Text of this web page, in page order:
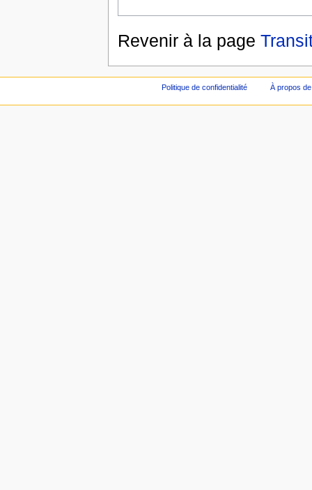
Revenir à la page
Politique de confidentialité À propos